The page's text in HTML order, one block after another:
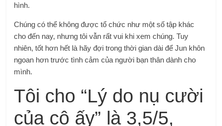
hình.
Chúng có thể không được tổ chức như một số tập khác
cho đến nay, nhưng tôi vẫn rất vui khi xem chúng. Tuy
nhiên, tốt hơn hết là hãy đợi trong thời gian dài để Jun khôn
ngoan hơn trước tình cảm của người bạn thân dành cho
mình.
Tôi cho “Lý do nụ cười
của cô ấy” là 3,5/5,